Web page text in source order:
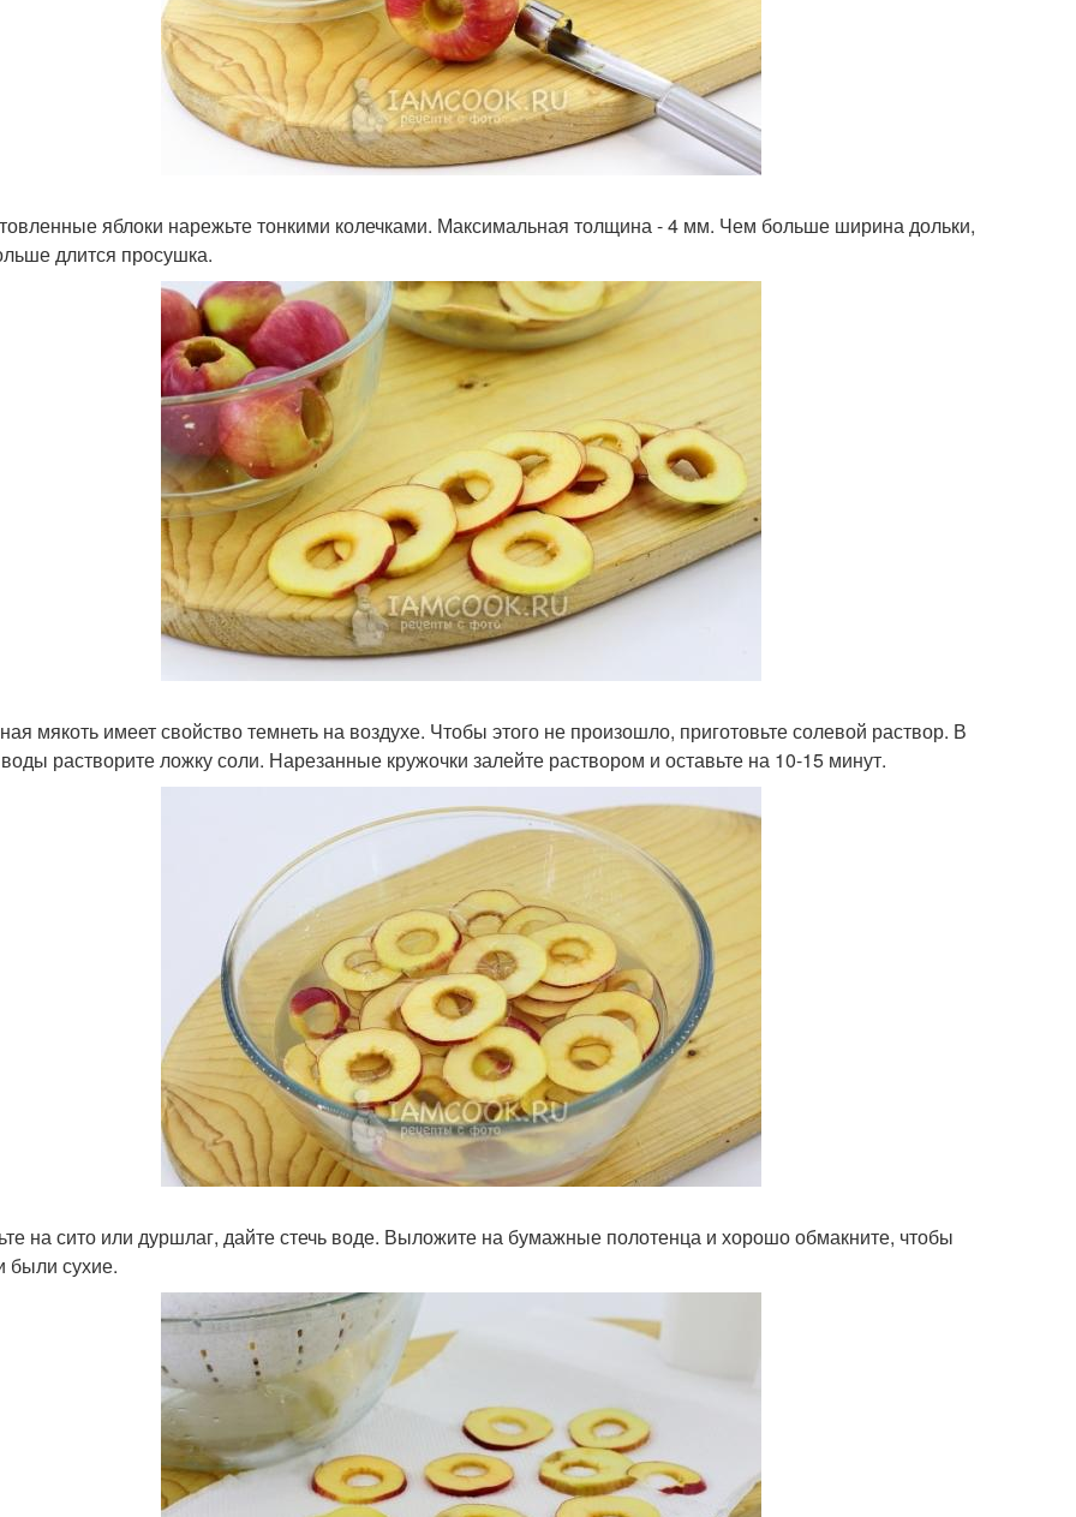
яблоки нарежьте тонкими колечками. Максимальная толщина - 4 мм. Чем больше ширина дольки,
длится просушка.
мякоть имеет свойство темнеть на воздухе. Чтобы этого не произошло, приготовьте солевой раствор. В
растворите ложку соли. Нарезанные кружочки залейте раствором и оставьте на 10-15 минут.
на сито или дуршлаг, дайте стечь воде. Выложите на бумажные полотенца и хорошо обмакните, чтобы
были сухие.